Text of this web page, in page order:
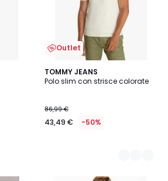
Outlet
TOMMY JEANS
Polo slim con strisce colorate
86,99 €
43,49 € -50%
3
Colori